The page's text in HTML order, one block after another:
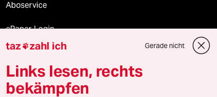
Aboservice
ePaper Login
Downloads für Abonnierende
taz zahl ich Gerade nicht
Links lesen, rechts
bekämpfen